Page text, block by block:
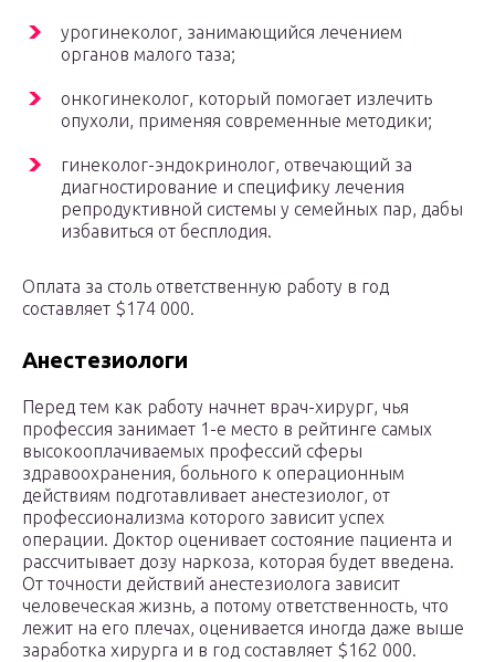
урогинеколог, занимающийся лечением
органов малого таза;
онкогинеколог, который помогает излечить
опухоли, применяя современные методики;
гинеколог-эндокринолог, отвечающий за
диагностирование и специфику лечения
репродуктивной системы у семейных пар, дабы
избавиться от бесплодия.
Оплата за столь ответственную работу в год
составляет $174 000.
Анестезиологи
Перед тем как работу начнет врач-хирург, чья
профессия занимает 1-е место в рейтинге самых
высокооплачиваемых профессий сферы
здравоохранения, больного к операционным
действиям подготавливает анестезиолог, от
профессионализма которого зависит успех
операции. Доктор оценивает состояние пациента и
рассчитывает дозу наркоза, которая будет введена.
От точности действий анестезиолога зависит
человеческая жизнь, а потому ответственность, что
лежит на его плечах, оценивается иногда даже выше
заработка хирурга и в год составляет $162 000.